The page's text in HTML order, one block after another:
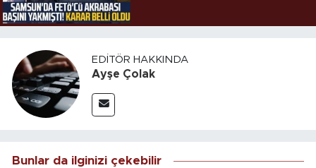
EDITÖR HAKKINDA
Ayşe Çolak
Bunlar da ilginizi çekebilir